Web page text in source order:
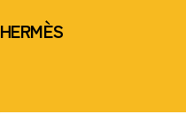
HERMÈS